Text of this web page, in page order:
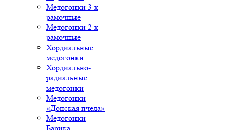
Медогонки 3-х
рамочные
Медогонки 2-х
рамочные
Хордиальные
медогонки
Хордиально-
радиальные
медогонки
Медогонки
«Донская пчела»
Медогонки